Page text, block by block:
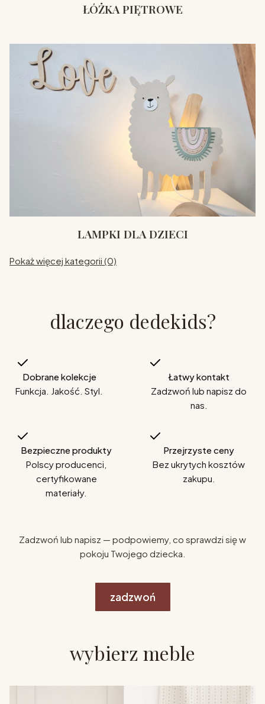
ŁÓŻKA PIĘTROWE
LAMPKI DLA DZIECI
Pokaż więcej kategorii (0)
dlaczego dedekids?
Dobrane kolekcje
Funkcja. Jakość. Styl.
Łatwy kontakt
Zadzwoń lub napisz do
nas.
Bezpieczne produkty
Polscy producenci,
certyfikowane
materiały.
Przejrzyste ceny
Bez ukrytych kosztów
zakupu.
Zadzwoń lub napisz — podpowiemy, co sprawdzi się w
pokoju Twojego dziecka.
zadzwoń
wybierz meble